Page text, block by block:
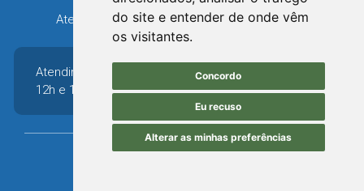
do site e entender de onde vêm
os visitantes.
Concordo
Eu recuso
Alterar as minhas preferências
Atendimento: 8h30 até 12h e 13h30 até 16h36
Atendimento: 8h30 até
12h e 13h30 até 16h36